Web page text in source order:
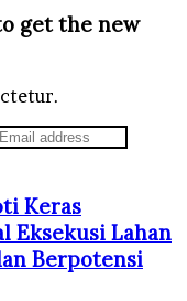
get the new
Keras
Eksekusi Lahan
Berpotensi